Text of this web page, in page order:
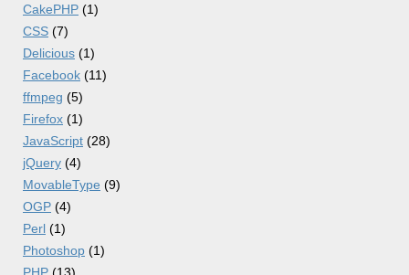
CakePHP (1)
CSS (7)
Delicious (1)
Facebook (11)
ffmpeg (5)
Firefox (1)
JavaScript (28)
jQuery (4)
MovableType (9)
OGP (4)
Perl (1)
Photoshop (1)
PHP (13)